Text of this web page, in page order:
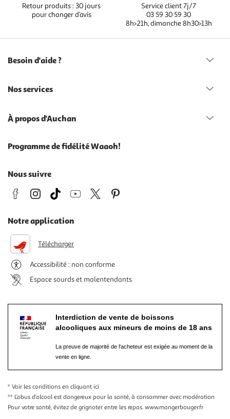
Retour produits : 30 jours
pour changer d’avis
Service client 7j/7
03 59 30 59 30
8h>21h, dimanche 8h30>13h
Besoin d'aide ?
Nos services
À propos d'Auchan
Programme de fidélité Waaoh!
Nous suivre
Notre application
Télécharger
Accessibilité : non conforme
Espace sourds et malentendants
Interdiction de vente de boissons
alcooliques aux mineurs de moins de 18 ans
La preuve de majorité de l'acheteur est exigée au moment de la
vente en ligne.
* Voir les conditions en cliquant ici
** L’abus d’alcool est dangereux pour la santé, à consommer avec modération
Pour votre santé, évitez de grignoter entre les repas. www.mangerbouger.fr